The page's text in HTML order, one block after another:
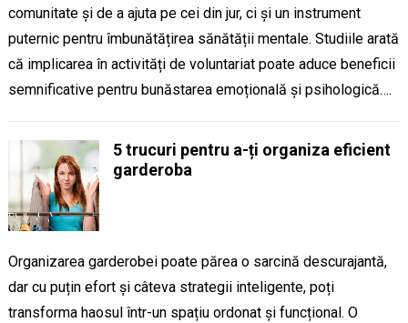
comunitate și de a ajuta pe cei din jur, ci și un instrument
puternic pentru îmbunătățirea sănătății mentale. Studiile arată
că implicarea în activități de voluntariat poate aduce beneficii
semnificative pentru bunăstarea emoțională și psihologică….
5 trucuri pentru a-ți organiza eficient
garderoba
Organizarea garderobei poate părea o sarcină descurajantă,
dar cu puțin efort și câteva strategii inteligente, poți
transforma haosul într-un spațiu ordonat și funcțional. O